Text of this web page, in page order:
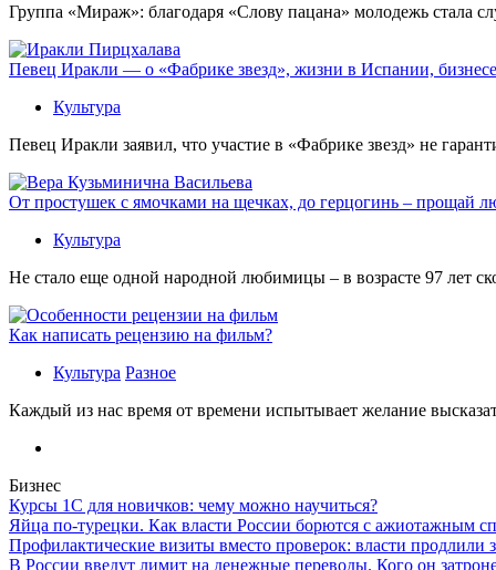
Группа «Мираж»: благодаря «Слову пацана» молодежь стала
Певец Иракли — о «Фабрике звезд», жизни в Испании,
Культура
Певец Иракли заявил, что участие в «Фабрике звезд» не
От простушек с ямочками на щечках, до герцогинь – прощай
Культура
Не стало еще одной народной любимицы – в возрасте 97 лет
Как написать рецензию на фильм?
Культура Разное
Каждый из нас время от времени испытывает желание
Бизнес
Курсы 1С для новичков: чему можно научиться?
Яйца по-турецки. Как власти России борются с ажиотажным
Профилактические визиты вместо проверок: власти продлили
В России введут лимит на денежные переводы. Кого он